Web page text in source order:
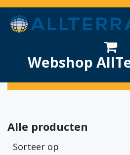
Overslaan naar inhoud
Webshop
Alle producten
Sorteer op